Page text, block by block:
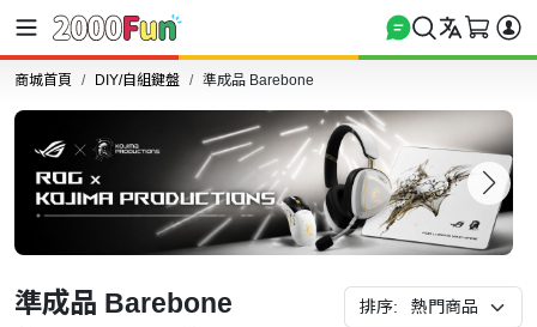
商城首頁 DIY/自組鍵盤 準成品 Barebone
準成品 Barebone 排序: